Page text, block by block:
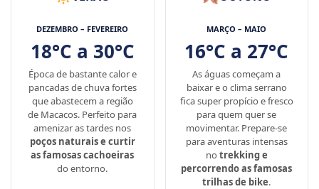
DEZEMBRO – FEVEREIRO
18°C a 30°C
Época de bastante calor e
pancadas de chuva fortes
que abastecem a região
de Macacos. Perfeito para
amenizar as tardes nos
poços naturais e curtir
as famosas cachoeiras
do entorno.
MARÇO – MAIO
16°C a 27°C
As águas começam a
baixar e o clima serrano
fica super propício e fresco
para quem quer se
movimentar. Prepare-se
para aventuras intensas
no trekking e
percorrendo as famosas
trilhas de bike.